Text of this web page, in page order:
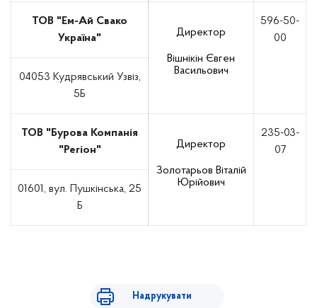
ТОВ "Ем-Ай Свако
Україна"
Директор
Вішнікін Євген
Васильович
596-50-
00
04053 Кудрявський Узвіз,
5Б
ТОВ "Бурова Компанія
"Регіон"
Директор
Золотарьов Віталій
Юрійович
235-03-
07
01601, вул. Пушкінська, 25
Б
Надрукувати